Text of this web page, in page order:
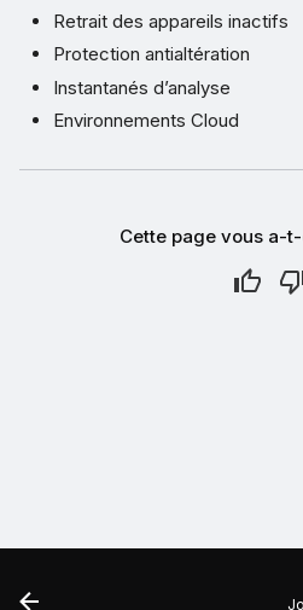
Retrait des appareils inactifs
Protection antialtération
Instantanés d’analyse
Environnements Cloud
Cette page vous a-